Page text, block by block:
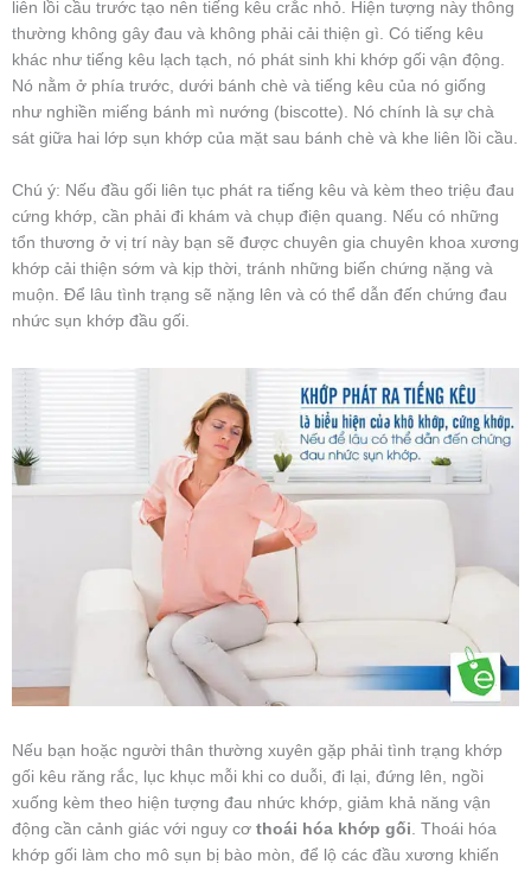
liên lồi cầu trước tạo nên tiếng kêu crắc nhỏ. Hiện tượng này thông
thường không gây đau và không phải cải thiện gì. Có tiếng kêu
khác như tiếng kêu lạch tạch, nó phát sinh khi khớp gối vận động.
Nó nằm ở phía trước, dưới bánh chè và tiếng kêu của nó giống
như nghiền miếng bánh mì nướng (biscotte). Nó chính là sự chà
sát giữa hai lớp sụn khớp của mặt sau bánh chè và khe liên lồi cầu.
Chú ý: Nếu đầu gối liên tục phát ra tiếng kêu và kèm theo triệu đau
cứng khớp, cần phải đi khám và chụp điện quang. Nếu có những
tổn thương ở vị trí này bạn sẽ được chuyên gia chuyên khoa xương
khớp cải thiện sớm và kịp thời, tránh những biến chứng nặng và
muộn. Để lâu tình trạng sẽ nặng lên và có thể dẫn đến chứng đau
nhức sụn khớp đầu gối.
Nếu bạn hoặc người thân thường xuyên gặp phải tình trạng khớp
gối kêu răng rắc, lục khục mỗi khi co duỗi, đi lại, đứng lên, ngồi
xuống kèm theo hiện tượng đau nhức khớp, giảm khả năng vận
động cần cảnh giác với nguy cơ thoái hóa khớp gối . Thoái hóa
khớp gối làm cho mô sụn bị bào mòn, để lộ các đầu xương khiến